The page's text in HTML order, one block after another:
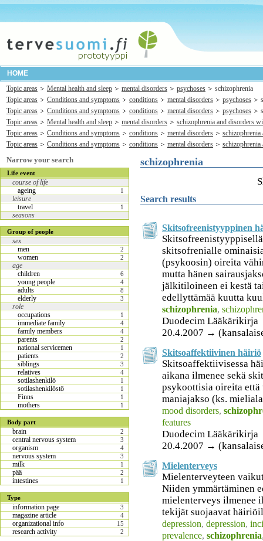
HOME
Topic areas
Mental health and sleep mental disorders psychoses
schizophrenia
Topic areas
Conditions and symptoms conditions mental disorders psychoses
Topic areas
Conditions and symptoms conditions mental disorders psychoses
Topic areas
Mental health and sleep mental disorders
schizophrenia and disorders
Topic areas
Conditions and symptoms conditions mental disorders
Topic areas
Conditions and symptoms conditions mental disorders
Narrow your search
Life event
course of life
ageing
1
leisure
travel
1
seasons
Group of people
sex
men
2
women 2
age
children
6
young people 4
adults 8
elderly 3
role
occupations
1
immediate family 4
family members 4
parents 2
national servicemen 1
patients 2
siblings 3
relatives 4
sotilashenkilö 1
sotilashenkilöstö 1
Finns 1
mothers 1
Body part
brain 2
central nervous system 3
organism 4
nervous system 3
milk 1
pää 2
intestines 1
Type
information page 3
magazine article 4
organizational info 15
research activity 2
schizophrenia
Search results
Skitsofreenistyyppinen
skitsofrenialle
(psykoosin) oireita
mutta hänen
jälkitiloineen ei kestä
edellyttämää kuutta
schizophrenia,
Duodecim Lääkärikirja
20.4.2007 →
Skitsoaffektiivinen häiriö
Skitsoaffektiivisessa
aikana ilmenee sekä
psykoottisia oireita että
maniajakso (ks.
mood disorders,
features
Duodecim Lääkärikirja
20.4.2007 →
Mielenterveys
Mielenterveyteen
Niiden ymmärtäminen
mielenterveys ilmenee
tekijät suojaavat
depression, depression,
prevalence, schizophrenia